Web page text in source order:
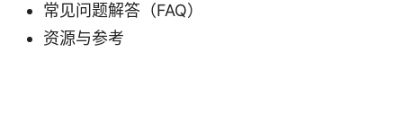
常见问题解答（FAQ）
资源与参考